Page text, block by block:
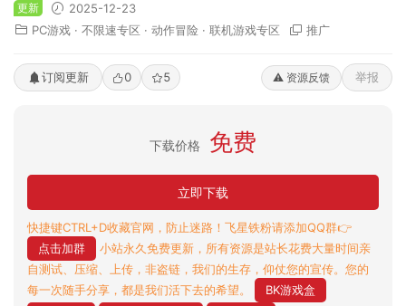
更新
2025-12-23
PC游戏 · 不限速专区 · 动作冒险 · 联机游戏专区 推广
订阅更新 0 5 ⚠️ 资源反馈 举报
下载价格 免费
立即下载
快捷键CTRL+D收藏官网，防止迷路！飞星铁粉请添加QQ群👉
点击加群
小站永久免费更新，所有资源是站长花费大量时间亲
自测试、压缩、上传，非盗链，我们的生存，仰仗您的宣传。您的
每一次随手分享，都是我们活下去的希望。
BK游戏盒